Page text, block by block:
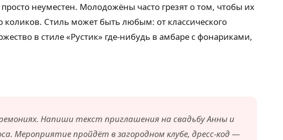
неуместен. Молодожёны часто грезят о том, чтобы их
коликов. Стиль может быть любым: от классического
в стиле «Рустик» где-нибудь в амбаре с фонариками,
Напиши текст приглашения на свадьбу Анны и
Мероприятие пройдёт в загородном клубе, дресс-код —